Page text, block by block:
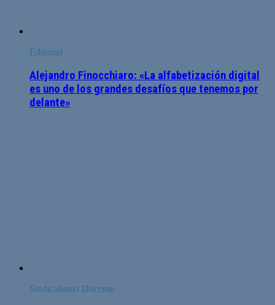
Editorial
Alejandro Finocchiaro: «La alfabetización digital
es uno de los grandes desafíos que tenemos por
delante»
Sindicalismo Docente